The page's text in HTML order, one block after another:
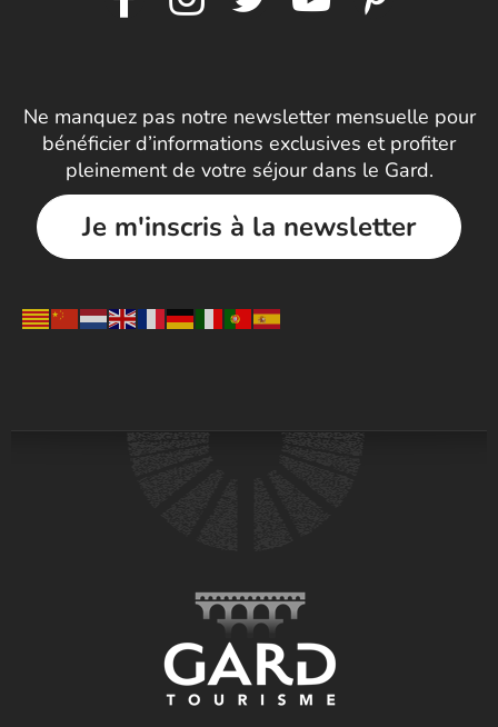
Ne manquez pas notre newsletter mensuelle pour
bénéficier d’informations exclusives et profiter
pleinement de votre séjour dans le Gard.
Je m'inscris à la newsletter